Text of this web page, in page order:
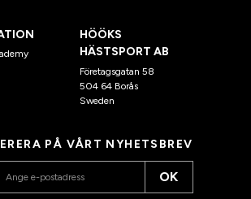
HÖÖKS
HÄSTSPORT AB
Företagsgatan 58
504 64 Borås
Sweden
PÅ VÅRT NYHETSBREV
OK